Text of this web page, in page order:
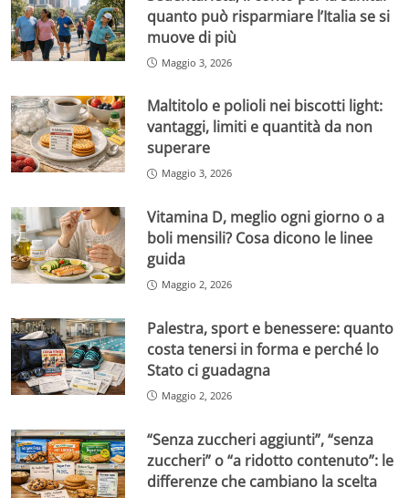
quanto può risparmiare l’Italia se si
muove di più
Maggio 3, 2026
Maltitolo e polioli nei biscotti light:
vantaggi, limiti e quantità da non
superare
Maggio 3, 2026
Vitamina D, meglio ogni giorno o a
boli mensili? Cosa dicono le linee
guida
Maggio 2, 2026
Palestra, sport e benessere: quanto
costa tenersi in forma e perché lo
Stato ci guadagna
Maggio 2, 2026
“Senza zuccheri aggiunti”, “senza
zuccheri” o “a ridotto contenuto”: le
differenze che cambiano la scelta